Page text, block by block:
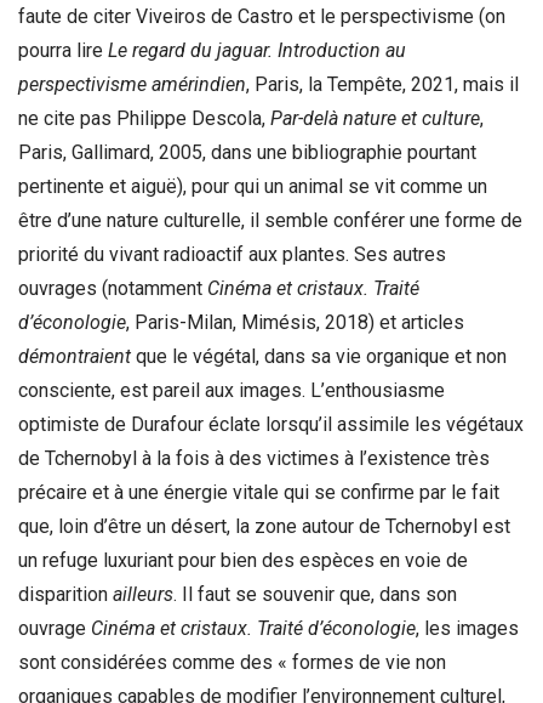
faute de citer Viveiros de Castro et le perspectivisme (on
pourra lire Le regard du jaguar. Introduction au
perspectivisme amérindien, Paris, la Tempête, 2021, mais il
ne cite pas Philippe Descola, Par-delà nature et culture,
Paris, Gallimard, 2005, dans une bibliographie pourtant
pertinente et aiguë), pour qui un animal se vit comme un
être d’une nature culturelle, il semble conférer une forme de
priorité du vivant radioactif aux plantes. Ses autres
ouvrages (notamment Cinéma et cristaux. Traité
d’éconologie, Paris-Milan, Mimésis, 2018) et articles
démontraient que le végétal, dans sa vie organique et non
consciente, est pareil aux images. L’enthousiasme
optimiste de Durafour éclate lorsqu’il assimile les végétaux
de Tchernobyl à la fois à des victimes à l’existence très
précaire et à une énergie vitale qui se confirme par le fait
que, loin d’être un désert, la zone autour de Tchernobyl est
un refuge luxuriant pour bien des espèces en voie de
disparition ailleurs. Il faut se souvenir que, dans son
ouvrage Cinéma et cristaux. Traité d’éconologie, les images
sont considérées comme des « formes de vie non
organiques capables de modifier l’environnement culturel,